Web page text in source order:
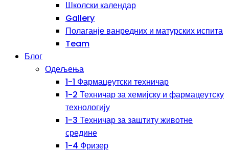
Школски календар
Gallery
Полаганје ванредних и матурских испита
Team
Блог
Одељења
1-1 Фармацеутски техничар
1-2 Техничар за хемијску и фармацеутску
технологију
1-3 Техничар за заштиту животне
средине
1-4 Фризер